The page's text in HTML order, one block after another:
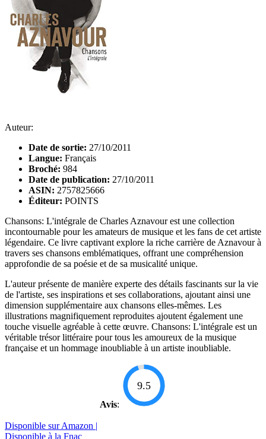
Auteur:
Date de sortie: 27/10/2011
Langue: Français
Broché: 984
Date de publication: 27/10/2011
ASIN: 2757825666
Éditeur: POINTS
Chansons: L'intégrale de Charles Aznavour est une collection
incontournable pour les amateurs de musique et les fans de cet artiste
légendaire. Ce livre captivant explore la riche carrière de Aznavour à
travers ses chansons emblématiques, offrant une compréhension
approfondie de sa poésie et de sa musicalité unique.
L'auteur présente de manière experte des détails fascinants sur la vie
de l'artiste, ses inspirations et ses collaborations, ajoutant ainsi une
dimension supplémentaire aux chansons elles-mêmes. Les
illustrations magnifiquement reproduites ajoutent également une
touche visuelle agréable à cette œuvre. Chansons: L'intégrale est un
véritable trésor littéraire pour tous les amoureux de la musique
française et un hommage inoubliable à un artiste inoubliable.
Avis:
9.5
Disponible sur Amazon |
Disponible à la Fnac